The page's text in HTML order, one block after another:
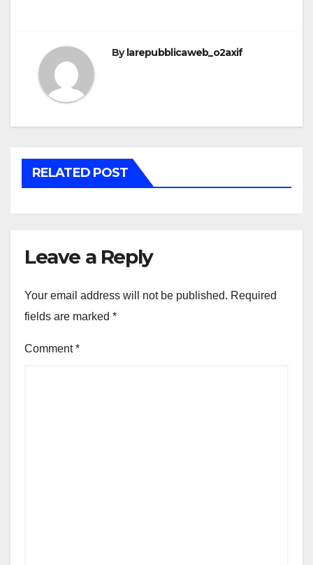
By larepubblicaweb_o2axif
RELATED POST
Leave a Reply
Your email address will not be published. Required
fields are marked *
Comment*